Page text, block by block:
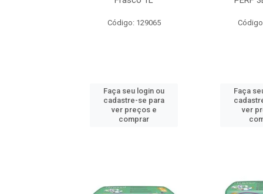
Código: 129065
Faça seu login ou
cadastre-se para
ver preços e
comprar
Faça
ver